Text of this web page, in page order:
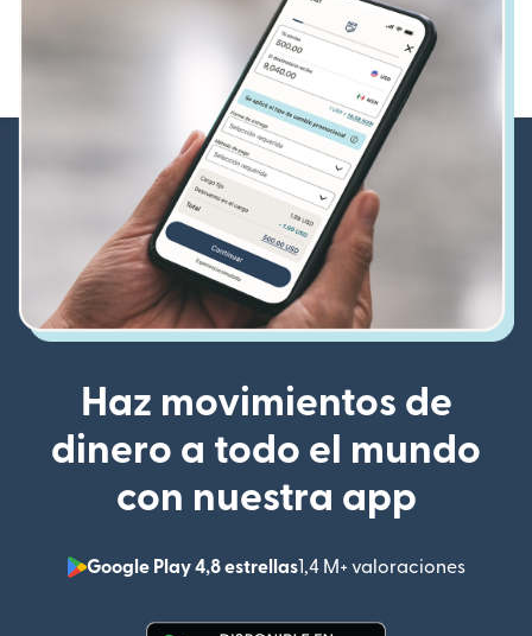
Haz movimientos de
dinero a todo el mundo
con nuestra app
Google Play 4,8 estrellas1,4 M+ valoraciones
(se